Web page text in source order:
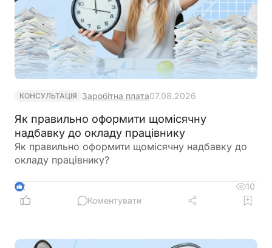
КОНСУЛЬТАЦІЯ Заробітна плата07.08.2026
Як правильно оформити щомісячну
надбавку до окладу працівнику
Як правильно оформити щомісячну надбавку до
окладу працівнику?
2
10
Коментувати